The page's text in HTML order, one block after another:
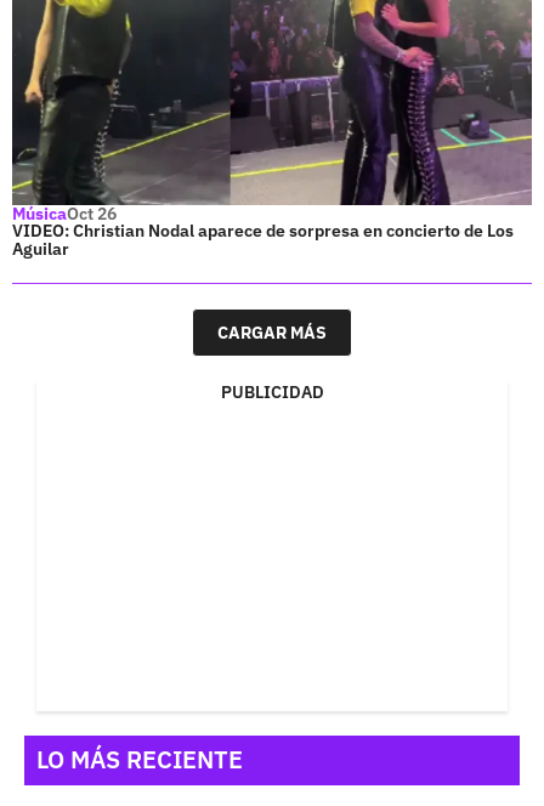
MúsicaOct 26
VIDEO: Christian Nodal aparece de sorpresa en concierto de Los
Aguilar
CARGAR MÁS
PUBLICIDAD
LO MÁS RECIENTE